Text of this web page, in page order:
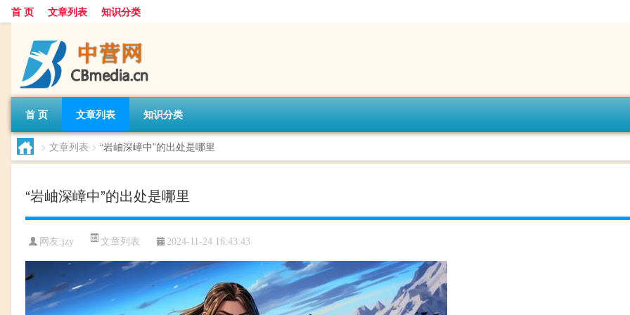
首 页 文章列表 知识分类
首 页 文章列表 知识分类
> 文章列表 > “岩岫深嶂中”的出处是哪里
“岩岫深嶂中”的出处是哪里
网友:jzy 文章列表 2024-11-24 16:43:43